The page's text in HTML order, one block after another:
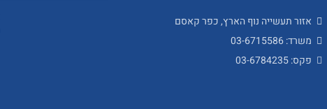
אזור תעשייה נוף הארץ, כפר קאסם
משרד: 03-6715586
פקס: 03-6784235